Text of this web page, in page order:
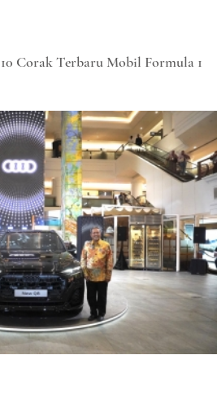
Corak Terbaru Mobil Formula 1